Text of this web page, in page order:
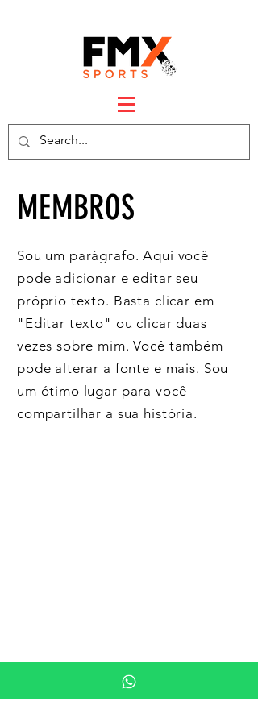
MEMBROS
Sou um parágrafo. Aqui você
pode adicionar e editar seu
próprio texto. Basta clicar em
"Editar texto" ou clicar duas
vezes sobre mim. Você também
pode alterar a fonte e mais. Sou
um ótimo lugar para você
compartilhar a sua história.